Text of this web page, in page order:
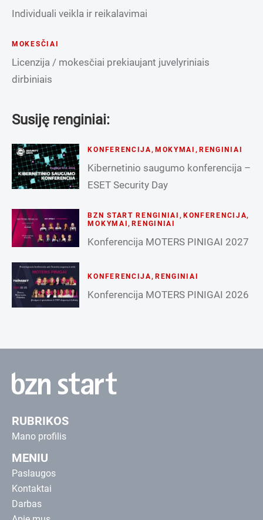
Individuali veikla ir reikalavimai
MOKESČIAI
Licenzija / mokesčiai prekiaujant juvelyriniais
dirbiniais
Susiję renginiai:
KONFERENCIJA , MOKYMAI , RENGINIAI
Kibernetinio saugumo konferencija –
ESET Security Day
BZN START RENGINIAI , KONFERENCIJA,
MOKYMAI ,RENGINIAI
Konferencija MOTERS PINIGAI 2027
KONFERENCIJA , RENGINIAI
Konferencija MOTERS PINIGAI 2026
RUBRIKOS
Mano profilis
MENIU
Paslaugos
Kontaktai
Darbas